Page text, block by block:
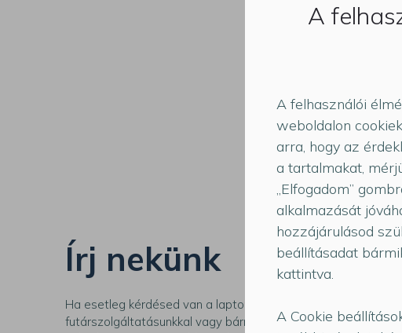
A
A felhasználói
weboldalon
arra, hogy az
a tartalmakat,
„Elfogadom”
alkalmazását
hozzájárulásod
beállításadat
kattintva.
A Cookie
állítható be
Ezt
Írj nekünk
Ha esetleg kérdésed van a laptopok javításával, ingyenes
futárszolgáltatásunkkal vagy bármi egyébbel kapcsolatban, írj